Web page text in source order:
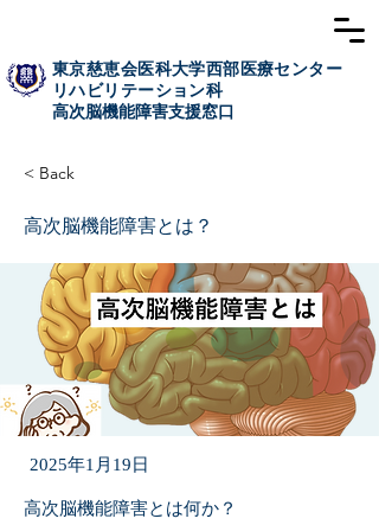
東京慈恵会医科大学西部医療センター
リハビリテーション科
高次脳​機能障害支援窓口
< Back
高次脳機能障害とは？
2025年1月19日
高次脳機能障害とは何か？